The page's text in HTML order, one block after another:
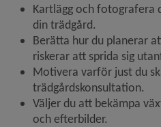
Kartlägg och fotografera
din trädgård.
Berätta hur du planerar
riskerar att sprida sig
Motivera varför just du
trädgårdskonsultation.
Väljer du att bekämpa
och efterbilder.